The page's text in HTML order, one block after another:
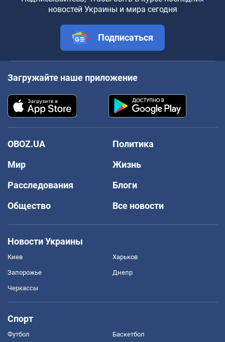
новостей Украины и мира сегодня
Подписаться
Загружайте наше приложение
OBOZ.UA
Политика
Мир
Жизнь
Расследования
Блоги
Общество
Все новости
Новости Украины
Киев Харьков
Запорожье Днепр
Черкассы
Спорт
Футбол Баскетбол